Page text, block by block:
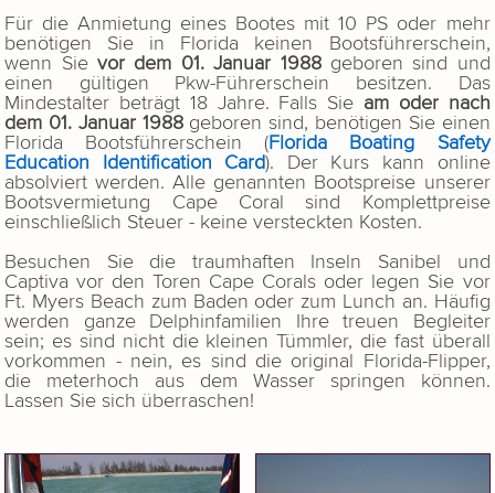
Für die Anmietung eines Bootes mit 10 PS oder mehr
benötigen Sie in Florida keinen Bootsführerschein,
wenn Sievor dem 01. Januar 1988geboren sind und
einen gültigen Pkw-Führerschein besitzen. Das
Mindestalter beträgt 18 Jahre. Falls Sie am oder nach
dem 01. Januar 1988geboren sind, benötigen Sie einen
Florida Bootsführerschein (Florida Boating Safety
Education Identification Card). Der Kurs kann online
absolviert werden. Alle genannten Bootspreise unserer
Bootsvermietung Cape Coral sind Komplettpreise
einschließlich Steuer - keine versteckten Kosten.
Besuchen Sie die traumhaften Inseln Sanibel und
Captiva vor den Toren Cape Corals oder legen Sie vor
Ft. Myers Beach zum Baden oder zum Lunch an. Häufig
werden ganze Delphinfamilien Ihre treuen Begleiter
sein; es sind nicht die kleinen Tümmler, die fast überall
vorkommen - nein, es sind die original Florida-Flipper,
die meterhoch aus dem Wasser springen können.
Lassen Sie sich überraschen!